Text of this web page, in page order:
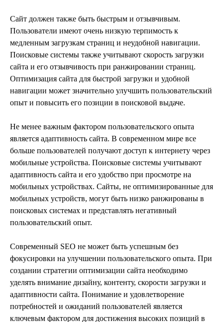
Сайт должен также быть быстрым и отзывчивым.
Пользователи имеют очень низкую терпимость к
медленным загрузкам страниц и неудобной навигации.
Поисковые системы также учитывают скорость загрузки
сайта и его отзывчивость при ранжировании страниц.
Оптимизация сайта для быстрой загрузки и удобной
навигации может значительно улучшить пользовательский
опыт и повысить его позиции в поисковой выдаче.
Не менее важным фактором пользовательского опыта
является адаптивность сайта. В современном мире все
больше пользователей получают доступ к интернету через
мобильные устройства. Поисковые системы учитывают
адаптивность сайта и его удобство при просмотре на
мобильных устройствах. Сайты, не оптимизированные для
мобильных устройств, могут быть низко ранжированы в
поисковых системах и представлять негативный
пользовательский опыт.
Современный SEO не может быть успешным без
фокусировки на улучшении пользовательского опыта. При
создании стратегии оптимизации сайта необходимо
уделять внимание дизайну, контенту, скорости загрузки и
адаптивности сайта. Понимание и удовлетворение
потребностей и ожиданий пользователей является
ключевым фактором для достижения высоких позиций в